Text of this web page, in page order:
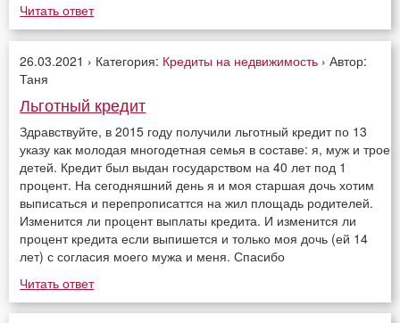
Читать ответ
26.03.2021 › Категория: Кредиты на недвижимость › Автор:
Таня
Льготный кредит
Здравствуйте, в 2015 году получили льготный кредит по 13
указу как молодая многодетная семья в составе: я, муж и трое
детей. Кредит был выдан государством на 40 лет под 1
процент. На сегодняшний день я и моя старшая дочь хотим
выписаться и перепрописаттся на жил площадь родителей.
Изменится ли процент выплаты кредита. И изменится ли
процент кредита если выпишется и только моя дочь (ей 14
лет) с согласия моего мужа и меня. Спасибо
Читать ответ